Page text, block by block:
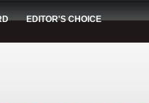
EDITOR'S CHOICE